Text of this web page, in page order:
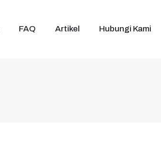
FAQ Artikel Hubungi Kami